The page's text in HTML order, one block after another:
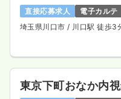
直接応募求人
電子カルテ
埼玉県川口市 / 川口駅 徒歩3
東京下町おなか内